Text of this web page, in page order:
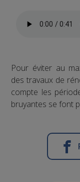
Pour éviter au
des travaux de
compte les
bruyantes se font